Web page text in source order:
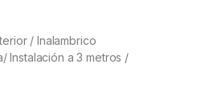
/ Inalambrico
Instalación a 3 metros /